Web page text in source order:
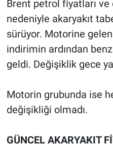
Brent petrol fiyatları
nedeniyle akaryakıt
sürüyor. Motorine
indirimin ardından
geldi. Değişiklik gece
Motorin grubunda ise
değişikliği olmadı.
GÜNCEL AKARYAKIT
Gündem Özel
Günün görüntüsü
İlan